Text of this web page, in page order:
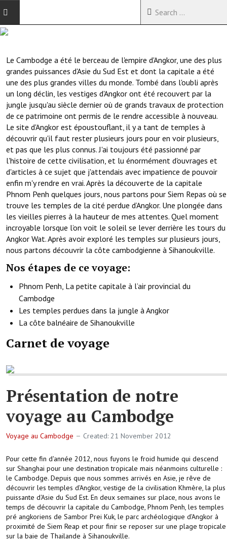
ACCUEIL
VOYAGES EN CHINE
VOYAGES EN ASIE
VOYAGES DANS LE MONDE
Le Cambodge a été le berceau de l'empire d'Angkor, une des plus
grandes puissances d'Asie du Sud Est et dont la capitale a été
une des plus grandes villes du monde. Tombé dans l'oubli après
un long déclin, les vestiges d'Angkor ont été recouvert par la
jungle jusqu'au siècle dernier où de grands travaux de protection
de ce patrimoine ont permis de le rendre accessible à nouveau.
Le site d'Angkor est époustouflant, il y a tant de temples à
découvrir qu'il faut rester plusieurs jours pour en voir plusieurs,
et pas que les plus connus. J'ai toujours été passionné par
l'histoire de cette civilisation, et lu énormément d'ouvrages et
d'articles à ce sujet que j'attendais avec impatience de pouvoir
enfin m'y rendre en vrai. Après la découverte de la capitale
Phnom Penh quelques jours, nous partons pour Siem Repas où se
trouve les temples de la cité perdue d’Angkor. Une plongée dans
les vieilles pierres à la hauteur de mes attentes. Quel moment
incroyable lorsque l’on voit le soleil se lever derrière les tours du
Angkor Wat. Après avoir exploré les temples sur plusieurs jours,
nous partons découvrir la côte cambodgienne à Sihanoukville.
Nos étapes de ce voyage:
Phnom Penh, La petite capitale à l’air provincial du
Cambodge
Les temples perdues dans la jungle à Angkor
La côte balnéaire de Sihanoukville
Carnet de voyage
Présentation de notre
voyage au Cambodge
Voyage au Cambodge Created: 21 November 2012
Pour cette fin d'année 2012, nous fuyons le froid humide qui descend
sur Shanghai pour une destination tropicale mais néanmoins culturelle :
le Cambodge. Depuis que nous sommes arrivés en Asie, je rêve de
découvrir les temples d'Angkor, vestige de la civilisation Khmère, la plus
puissante d'Asie du Sud Est. En deux semaines sur place, nous avons le
temps de découvrir la capitale du Cambodge, Phnom Penh, les temples
pré angkoriens de Sambor Prei Kuk, le parc archéologique d'Angkor à
proximité de Siem Reap et pour finir se reposer sur une plage tropicale
sur la baie de Thailande à Sihanoukville.